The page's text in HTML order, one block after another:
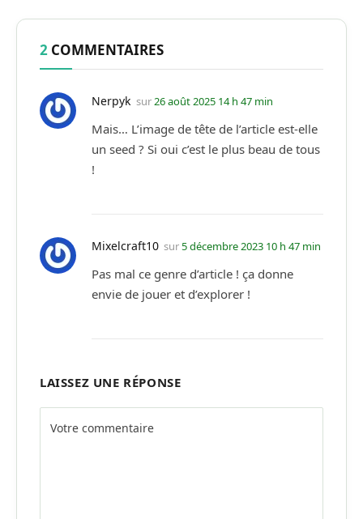
2 COMMENTAIRES
Nerpyk sur26 août 2025 14 h 47 min
Mais… L’image de tête de l’article est-elle
un seed ? Si oui c’est le plus beau de tous
!
Mixelcraft10 sur5 décembre 2023 10 h 47 min
Pas mal ce genre d’article ! ça donne
envie de jouer et d’explorer !
LAISSEZ UNE RÉPONSE